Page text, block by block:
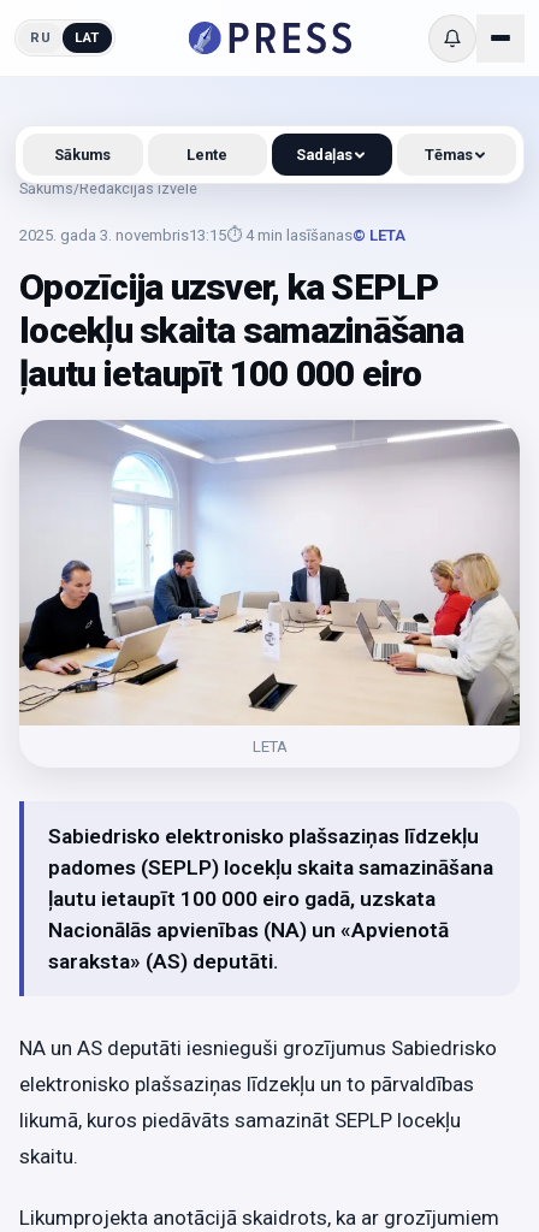
RU LAT
Sākums/Redakcijas izvēle
2025. gada 3. novembris13:15⏱ 4 min lasīšanas© LETA
Opozīcija uzsver, ka SEPLP
locekļu skaita samazināšana
ļautu ietaupīt 100 000 eiro
LETA
Sabiedrisko elektronisko plašsaziņas līdzekļu
padomes (SEPLP) locekļu skaita samazināšana
ļautu ietaupīt 100 000 eiro gadā, uzskata
Nacionālās apvienības (NA) un «Apvienotā
saraksta» (AS) deputāti.
NA un AS deputāti iesnieguši grozījumus Sabiedrisko
elektronisko plašsaziņas līdzekļu un to pārvaldības
likumā, kuros piedāvāts samazināt SEPLP locekļu
skaitu.
Likumprojekta anotācijā skaidrots, ka ar grozījumiem
Sākums Lente Sadaļas Tēmas